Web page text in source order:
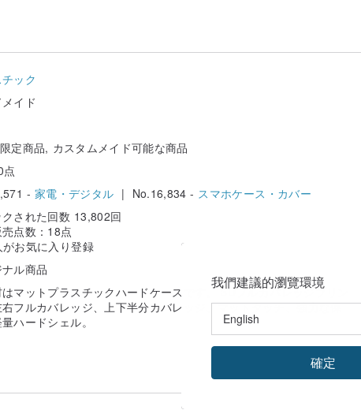
明によって色が異なる場合がありますので、色の違いを理由とし
ご了承ください。すべての小物は丁寧に作られており、とても美し
り、海外では5〜14日以内に受け取ります）。私たちの小さなこと
ック
イド
定商品, カスタムメイド可能な商品
点
- 家電・デジタル | No.16,834 - スマホケース・カバー
された回数 13,802回
点数：18点
お気に入り登録
ル商品
マットプラスチックハードケースです。 3Dフルカバレッジプリン
右フルカバレッジ、上下半分カバレッジ、マットタッチ、強力な保
ハードシェル。
我們建議的瀏覽環境
確定